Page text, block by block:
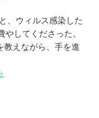
、ウィルス感染した
してくださった。
教えながら、手を進